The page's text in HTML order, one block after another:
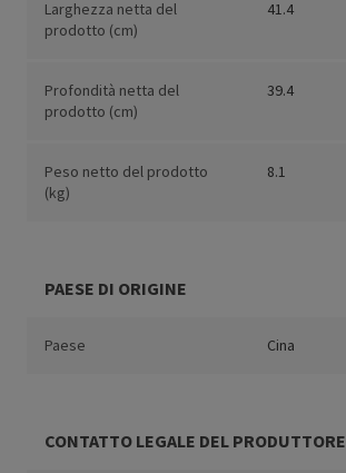
Larghezza netta del
prodotto (cm)
41.4
Profondità netta del
prodotto (cm)
39.4
Peso netto del prodotto
(kg)
8.1
PAESE DI ORIGINE
Paese Cina
CONTATTO LEGALE DEL PRODUTTORE